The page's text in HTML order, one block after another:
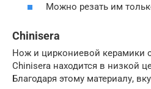
Можно резать им
Chinisera
Нож и циркониевой керамики
Chinisera находится в низкой
Благодаря этому материалу,